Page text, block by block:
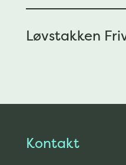
Løvstakken
Kontakt